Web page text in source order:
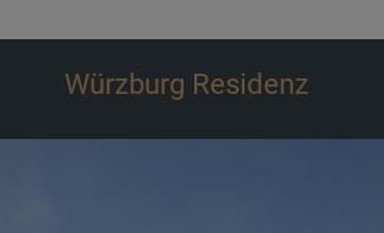
Würzburg Residenz